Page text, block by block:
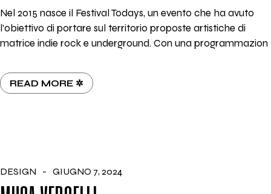
Nel 2015 nasce il Festival Todays, un evento che ha avuto
l’obiettivo di portare sul territorio proposte artistiche di
matrice indie rock e underground. Con una programmazion
READ MORE ✲
DESIGN GIUGNO 7, 2024